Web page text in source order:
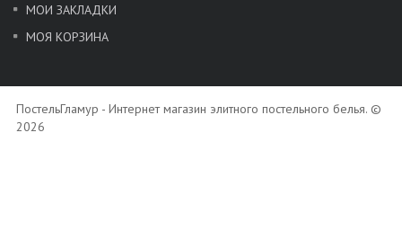
МОИ ЗАКЛАДКИ
МОЯ КОРЗИНА
ПостельГламур - Интернет магазин элитного постельного белья. ©
2026